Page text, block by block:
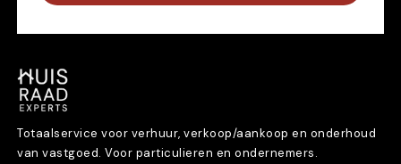
Totaalservice voor verhuur, verkoop/aankoop en onderhoud
van vastgoed. Voor particulieren en ondernemers.